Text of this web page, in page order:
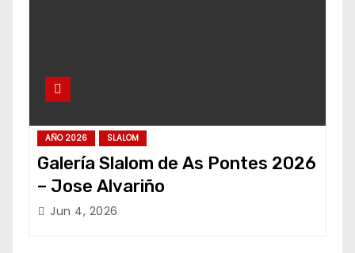
AÑO 2026 SLALOM
Galería Slalom de As Pontes 2026
– Jose Alvariño
Jun 4, 2026